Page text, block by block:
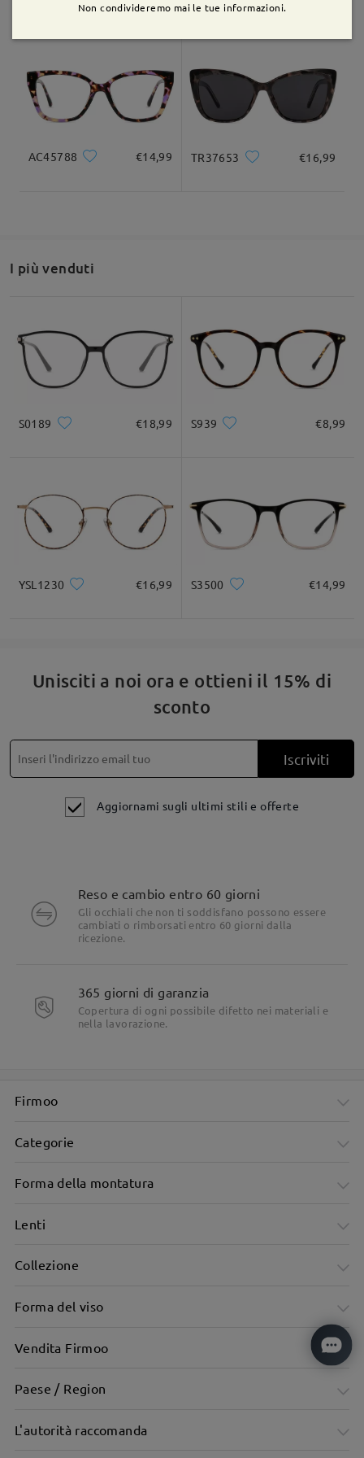
AC45788 €14,99 TR37653 €16,99
I più venduti
S0189 €18,99 S939 €8,99
YSL1230 €16,99 S3500 €14,99
Unisciti a noi ora e ottieni il 15% di
sconto
Iscriviti
Aggiornami sugli ultimi stili e offerte
Reso e cambio entro 60 giorni
Gli occhiali che non ti soddisfano possono essere
cambiati o rimborsati entro 60 giorni dalla
ricezione.
365 giorni di garanzia
Copertura di ogni possibile difetto nei materiali e
nella lavorazione.
Firmoo
Categorie
Forma della montatura
Lenti
Collezione
Forma del viso
Vendita Firmoo
Paese / Region
L'autorità raccomanda
Non condivideremo mai le tue informazioni.